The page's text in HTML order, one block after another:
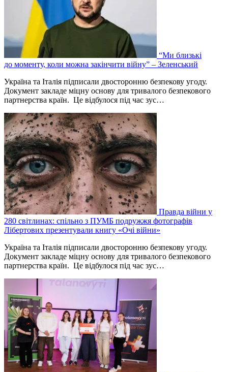
“Ми близькі
до моменту, коли можна закінчити війну” – Зеленський
Україна та Італія підписали двосторонню безпекову угоду.
Документ закладе міцну основу для тривалого безпекового
партнерства країн. Це відбулося під час зус…
Правда війни у
280 світлинах: спільно з ПУМБ подружжя фотографів
Лібертових презентували книгу «Очі війни»
Україна та Італія підписали двосторонню безпекову угоду.
Документ закладе міцну основу для тривалого безпекового
партнерства країн. Це відбулося під час зус…